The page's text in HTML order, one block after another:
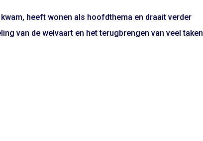
, heeft wonen als hoofdthema en draait verder
van de welvaart en het terugbrengen van veel taken